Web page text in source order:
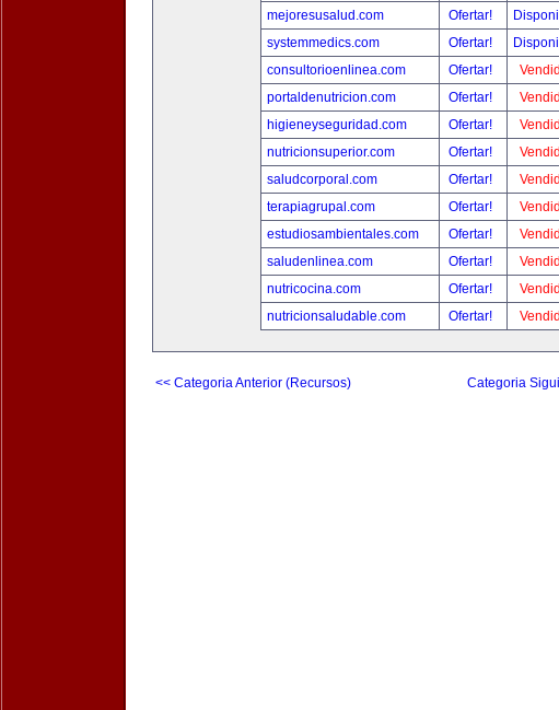
mejoresusalud.com
Ofertar!
systemmedics.com
Ofertar!
consultorioenlinea.com
Ofertar!
portaldenutricion.com
Ofertar!
higieneyseguridad.com
Ofertar!
nutricionsuperior.com
Ofertar!
saludcorporal.com
Ofertar!
terapiagrupal.com
Ofertar!
estudiosambientales.com
Ofertar!
saludenlinea.com
Ofertar!
nutricocina.com
Ofertar!
nutricionsaludable.com
Ofertar!
<< Categoria Anterior (Recursos) Categoria